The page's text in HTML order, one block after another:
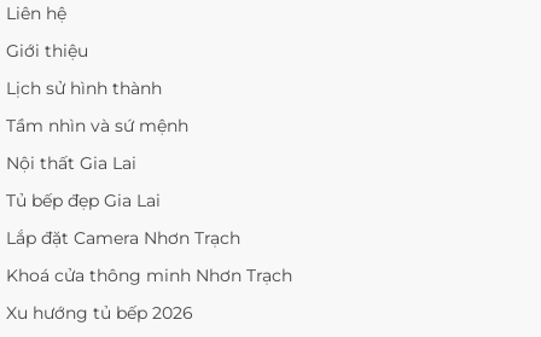
Liên hệ
Giới thiệu
Lịch sử hình thành
Tầm nhìn và sứ mệnh
Nội thất Gia Lai
Tủ bếp đẹp Gia Lai
Lắp đặt Camera Nhơn Trạch
Khoá cửa thông minh Nhơn Trạch
Xu hướng tủ bếp 2026